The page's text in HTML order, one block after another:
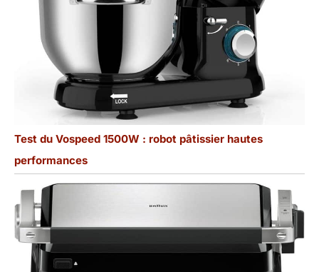
Test du Vospeed 1500W : robot pâtissier hautes
performances